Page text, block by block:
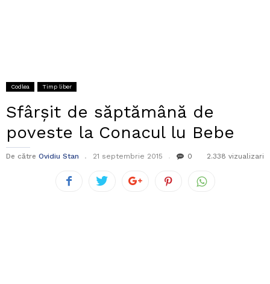
Codlea Timp liber
Sfârșit de săptămână de
poveste la Conacul lu Bebe
De către Ovidiu Stan 21 septembrie 2015 0 2.338 vizualizari